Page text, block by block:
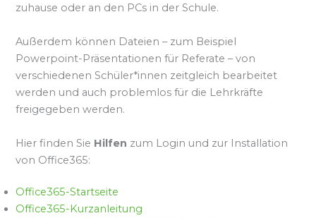
zuhause oder an den PCs in der Schule.
Außerdem können Dateien – zum Beispiel
Powerpoint-Präsentationen für Referate – von
verschiedenen Schüler*innen zeitgleich bearbeitet
werden und auch problemlos für die Lehrkräfte
freigegeben werden.
Hier finden Sie Hilfen zum Login und zur Installation
von Office365:
Office365-Startseite
Office365-Kurzanleitung